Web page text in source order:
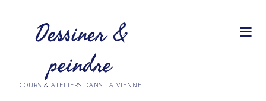
Dessiner &
peindre
COURS & ATELIERS DANS LA VIENNE